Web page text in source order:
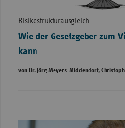
Risikostrukturausgleich
Wie der Gesetzgeber zum
kann
von Dr. Jörg Meyers-Middendorf, Christoph